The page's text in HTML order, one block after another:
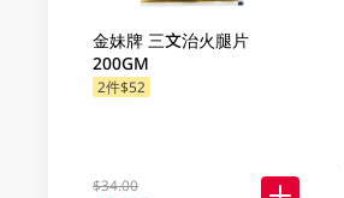
金妹牌 三文治火腿片
200GM
2件$52
$34.00